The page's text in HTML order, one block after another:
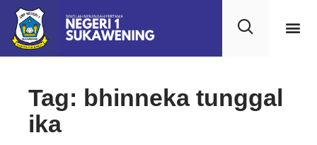
Tag: bhinneka tunggal
ika